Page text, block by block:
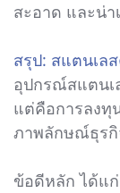
สะอาด และน่า
สรุป: สแตนเล
อุปกรณ์สแตนเ
แต่คือการลงทุ
ภาพลักษณ์ธุรกิ
ข้อดีหลัก ได้แ